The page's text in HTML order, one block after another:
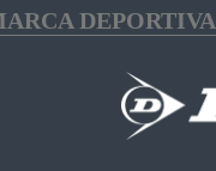
DEPORTIVA